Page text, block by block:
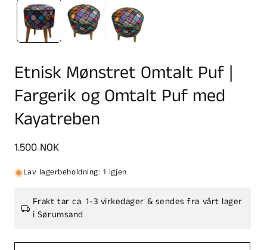
Etnisk Mønstret Omtalt Puf |
Fargerik og Omtalt Puf med
Kayatreben
Vanlig
pris
1.500 NOK
Lav lagerbeholdning: 1 igjen
Frakt tar ca. 1-3 virkedager & sendes fra vårt lager
i Sørumsand